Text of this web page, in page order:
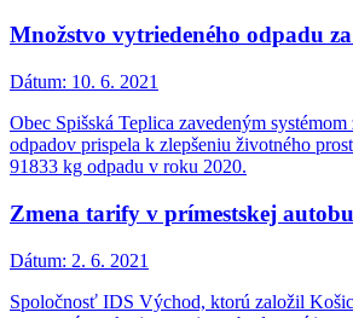
Množstvo vytriedeného odpadu
Dátum: 10. 6. 2021
Obec Spišská Teplica zavedeným
odpadov prispela k zlepšeniu životného
91833 kg odpadu v roku 2020.
Zmena tarify v prímestskej
Dátum: 2. 6. 2021
Spoločnosť IDS Východ, ktorú založil